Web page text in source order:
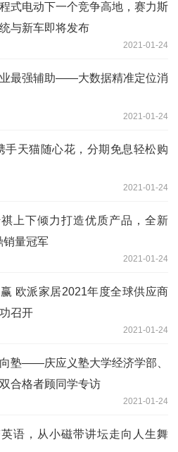
式电动下一个竞争高地，赛力斯
与新车即将发布
2021-01-24
最强辅助——大数据精准定位消
2021-01-24
手天猫随心花，分期免息轻松购
2021-01-24
上下倾力打造优质产品，全新
销量冠军
2021-01-24
欧派家居2021年度全球供应商
召开
2021-01-24
塾——庆应义塾大学经济学部、
合格者顾同学专访
2021-01-24
语，从小磁带讲坛走向人生舞